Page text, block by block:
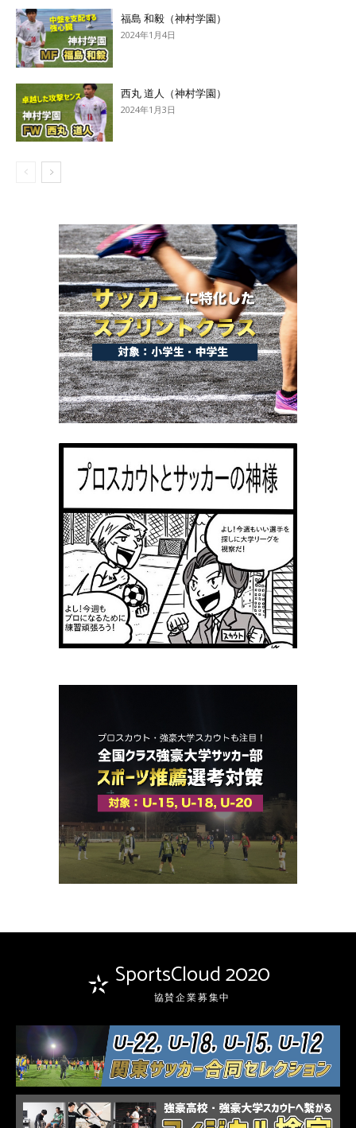
福島 和毅（神村学園）
2024年1月4日
西丸 道人（神村学園）
2024年1月3日
SportsCloud 2020
協賛企業募集中